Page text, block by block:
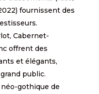
fournissent des
Cabernet-
offrent des
et élégants,
public.
gothique de